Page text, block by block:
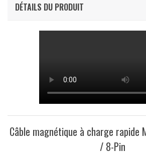
DÉTAILS DU PRODUIT
Câble magnétique à charge rapide
/ 8-Pin